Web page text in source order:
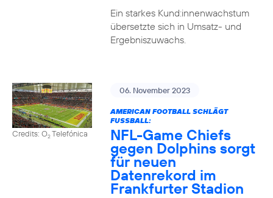
Ein starkes Kund:innenwachstum
übersetzte sich in Umsatz- und
Ergebniszuwachs.
Credits: O2Telefónica
06. November 2023
AMERICAN FOOTBALL SCHLÄGT
FUSSBALL:
NFL-Game Chiefs
gegen Dolphins sorgt
für neuen
Datenrekord im
Frankfurter Stadion